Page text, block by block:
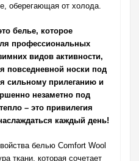
оберегающая от холода.
белье, которое
профессиональных
видов активности,
повседневной носки под
сильному прилеганию и
незаметно под
– это привилегия
каждый день!
белью Comfort Wool
ткани, которая сочетает